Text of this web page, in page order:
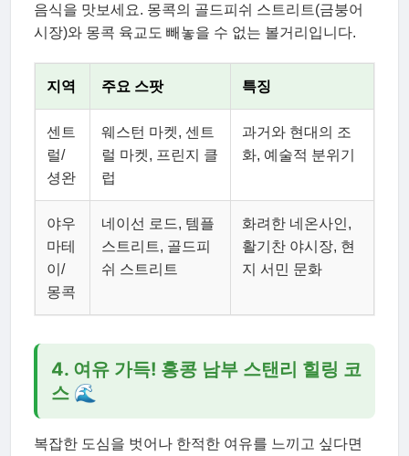
음식을 맛보세요. 몽콕의 골드피쉬 스트리트(금붕어
시장)와 몽콕 육교도 빼놓을 수 없는 볼거리입니다.
지역 주요 스팟 특징
센트
럴/
셩완
웨스턴 마켓, 센트
럴 마켓, 프린지 클
럽
과거와 현대의 조
화, 예술적 분위기
야우
마테
이/
몽콕
네이선 로드, 템플
스트리트, 골드피
쉬 스트리트
화려한 네온사인,
활기찬 야시장, 현
지 서민 문화
4. 여유 가득! 홍콩 남부 스탠리 힐링 코
스 🌊
복잡한 도심을 벗어나 한적한 여유를 느끼고 싶다면